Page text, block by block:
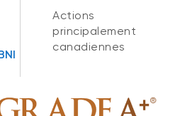
Actions
principalement
canadiennes